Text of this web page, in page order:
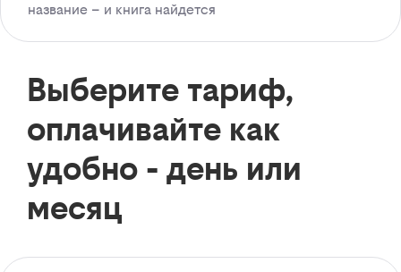
название – и книга найдется
Выберите тариф,
оплачивайте как
удобно - день или
месяц